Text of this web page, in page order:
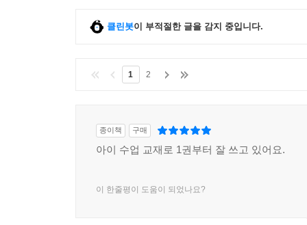
클린봇이 부적절한 글을 감지 중입니다.
1 2
종이책 구매
아이 수업 교재로 1권부터 잘 쓰고 있어요.
이 한줄평이 도움이 되었나요?